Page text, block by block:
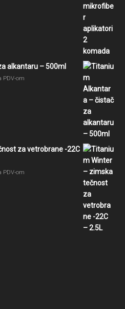
alkantaru – 500ml
PDV-om
za vetrobrane -22C
PDV-om